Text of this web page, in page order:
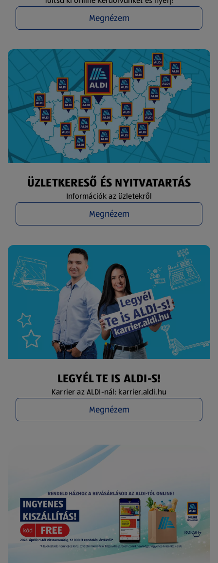
Megnézem
ÜZLETKERESŐ ÉS NYITVATARTÁS
Információk az üzletekről
Megnézem
LEGYÉL TE IS ALDI-S!
Karrier az ALDI-nál: karrier.aldi.hu
Megnézem